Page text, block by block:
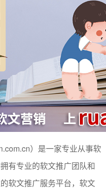
）是一家专业从事软
有专业的软文推广团队和
软文推广服务平台，软文